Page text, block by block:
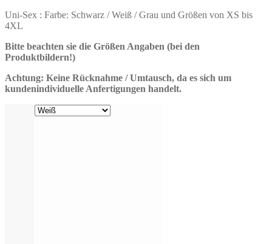
Uni-Sex : Farbe: Schwarz / Weiß / Grau und Größen von XS bis
4XL
Bitte beachten sie die Größen Angaben (bei den
Produktbildern!)
Achtung: Keine Rücknahme / Umtausch, da es sich um
kundenindividuelle Anfertigungen handelt.